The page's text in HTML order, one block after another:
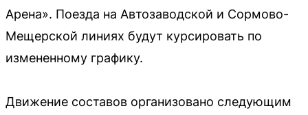
Арена». Поезда на Автозаводской и Сормово-
Мещерской линиях будут курсировать по
измененному графику.
Движение составов организовано следующим